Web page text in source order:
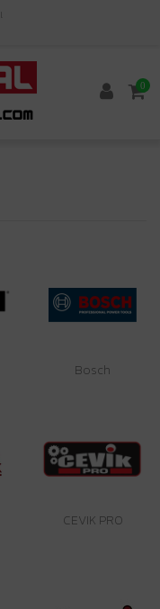
0
Bosch
CEVIK PRO